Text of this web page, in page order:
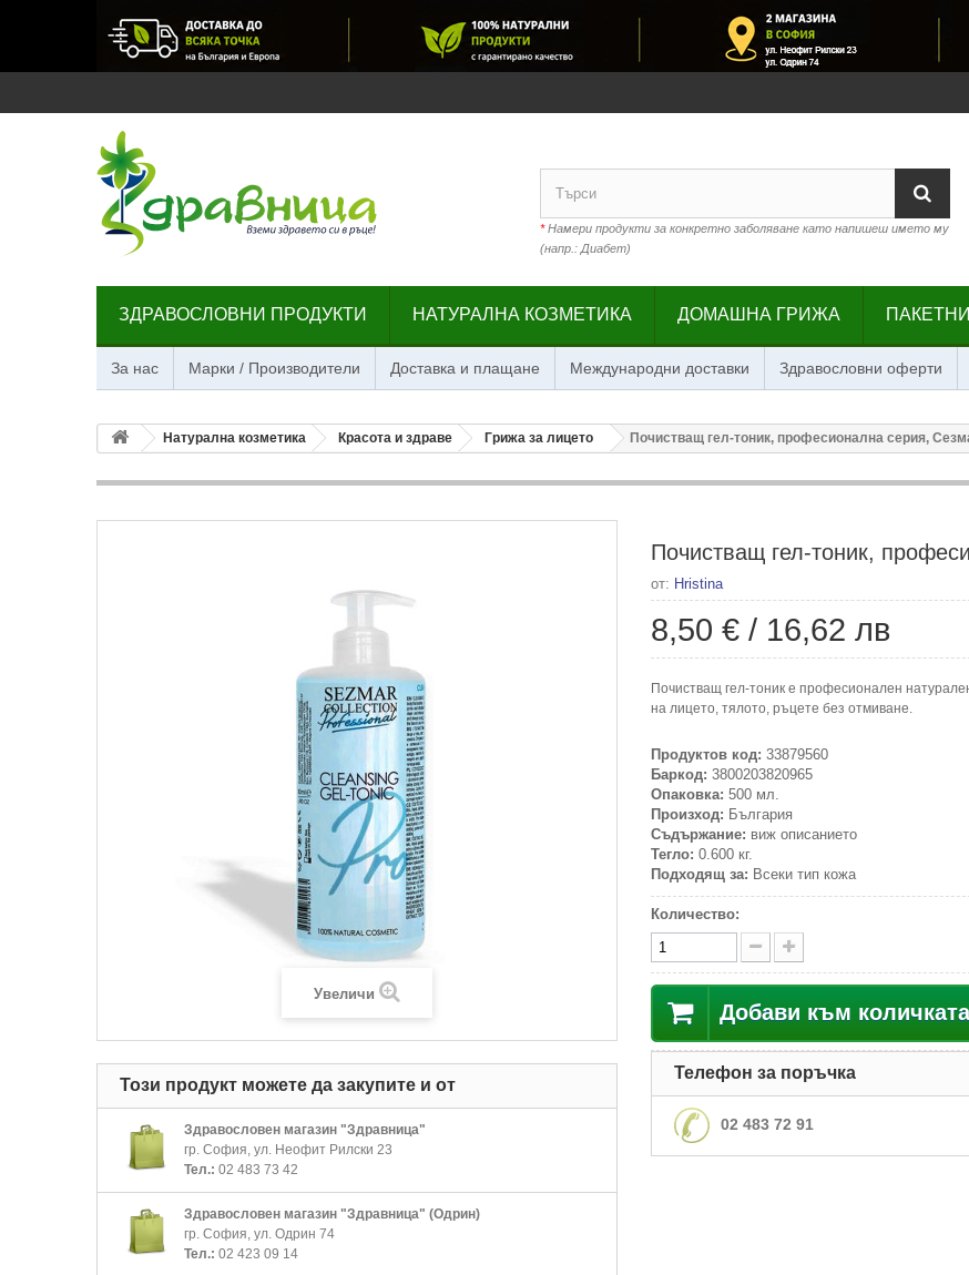
*Намери продукти за конкретно заболяване като напишеш името му
(напр.: Диабет)
ЗДРАВОСЛОВНИ ПРОДУКТИ НАТУРАЛНА КОЗМЕТИКА ДОМАШНА ГРИЖА
За нас Марки / Производители Доставка и плащане Международни доставки Здравословни оферти
Натурална козметика Красота и здраве Грижа за лицето Почистващ гел-тоник, професионална серия,
Увеличи
Този продукт можете да закупите и от
Здравословен магазин "Здравница"
гр. София, ул. Неофит Рилски 23
Тел.: 02 483 73 42
Здравословен магазин "Здравница" (Одрин)
гр. София, ул. Одрин 74
Тел.: 02 423 09 14
Почистващ гел-тоник,
от: Hristina
8,50 € / 16,62 лв
Почистващ гел-тоник е професионален
на лицето, тялото, ръцете без отмиване.
Продуктов код: 33879560
Баркод: 3800203820965
Опаковка: 500 мл.
Произход: България
Съдържание: виж описанието
Тегло: 0.600 кг.
Подходящ за: Всеки тип кожа
Количество:
Добави към количката
Телефон за поръчка
02 483 72 91